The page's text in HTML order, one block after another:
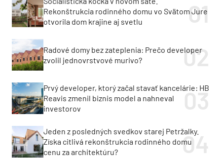
Rekonštrukcia rodinného domu vo Svätom Jure
otvorila dom krajine aj svetlu
Radové domy bez zateplenia: Prečo developer
zvolil jednovrstvové murivo?
Prvý developer, ktorý začal stavať kancelárie: HB
Reavis zmenil biznis model a nahneval
investorov
Jeden z posledných svedkov starej Petržalky.
Získa citlivá rekonštrukcia rodinného domu
cenu za architektúru?